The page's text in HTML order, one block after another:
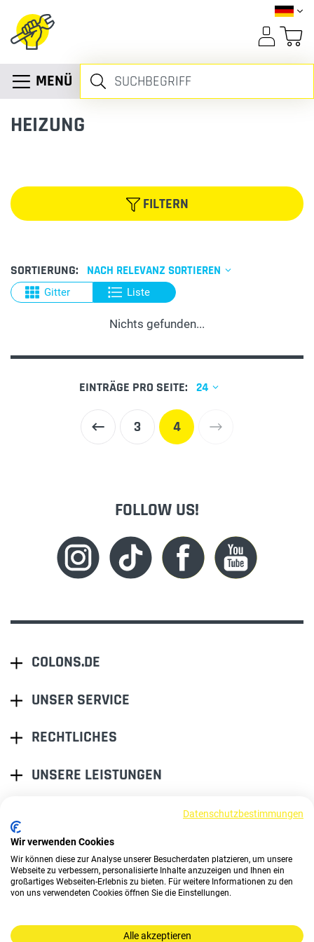
MENÜ
HEIZUNG
FILTERN
SORTIERUNG: NACH RELEVANZ SORTIEREN
Gitter Liste
Nichts gefunden...
EINTRÄGE PRO SEITE: 24
3 4
FOLLOW US!
COLONS.DE
UNSER SERVICE
RECHTLICHES
UNSERE LEISTUNGEN
ALLES BEI EINEM.
Datenschutzbestimmungen
Wir verwenden Cookies
Wir können diese zur Analyse unserer Besucherdaten platzieren, um unsere
Webseite zu verbessern, personalisierte Inhalte anzuzeigen und Ihnen ein
großartiges Webseiten-Erlebnis zu bieten. Für weitere Informationen zu den
von uns verwendeten Cookies öffnen Sie die Einstellungen.
Alle akzeptieren